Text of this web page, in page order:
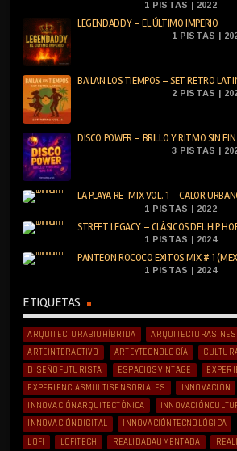
1 PISTAS | 2022
LEGENDADDY – EL ÚLTIMO IMPERIO
1 PISTAS |
BAILAN LOS TIEMPOS – SET RETRO
2 PISTAS |
DISCO POWER – BRILLO Y RITMO SIN FIN
3 PISTAS |
LA PLAYA RE-MIX VOL. 1 – CALOR
1 PISTAS | 2022
STREET LEGACY – CLÁSICOS DEL HIP
1 PISTAS | 2024
PANTEON ROCOCO EXITOS MIX # 1
1 PISTAS | 2024
ETIQUETAS
ARQUITECTURABIOHÍBRIDA
ARTEINTERACTIVO
ARTEYTECNOLOGÍA
DISEÑOFUTURISTA
ESPACIOSVINTAGE
EXPERIENCIASMULTISENSORIALES
INNOVACIÓN
INNOVACIÓNARQUITECTÓNICA
INNOVACIÓNDIGITAL
INNOVACIÓNTECNOLÓGICA
LOFI
LOFITECH REALIDADAUMENTADA